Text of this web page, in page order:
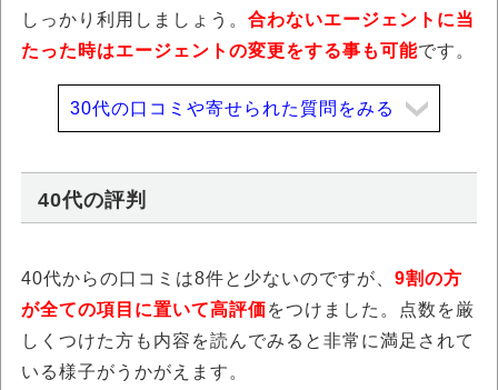
しっかり利用しましょう。 合わないエージェントに当
たった時はエージェントの変更をする事も可能です。
30代の口コミや寄せられた質問をみる
40代の評判
40代からの口コミは8件と少ないのですが、 9割の方
が全ての項目に置いて高評価をつけました。点数を厳
しくつけた方も内容を読んでみると非常に満足されて
いる様子がうかがえます。